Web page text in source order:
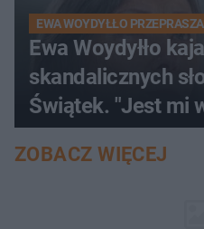
EWA WOYDYŁŁO PRZEPRASZA
Ewa Woydyłło
skandalicznych
Świątek. "Jest mi
ZOBACZ WIĘCEJ